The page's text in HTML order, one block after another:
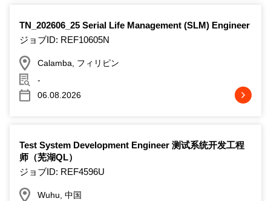
TN_202606_25 Serial Life Management (SLM) Engineer
ジョブID: REF10605N
Calamba, フィリピン
-
06.08.2026
Test System Development Engineer 测试系统开发工程
师（芜湖QL）
ジョブID: REF4596U
Wuhu, 中国